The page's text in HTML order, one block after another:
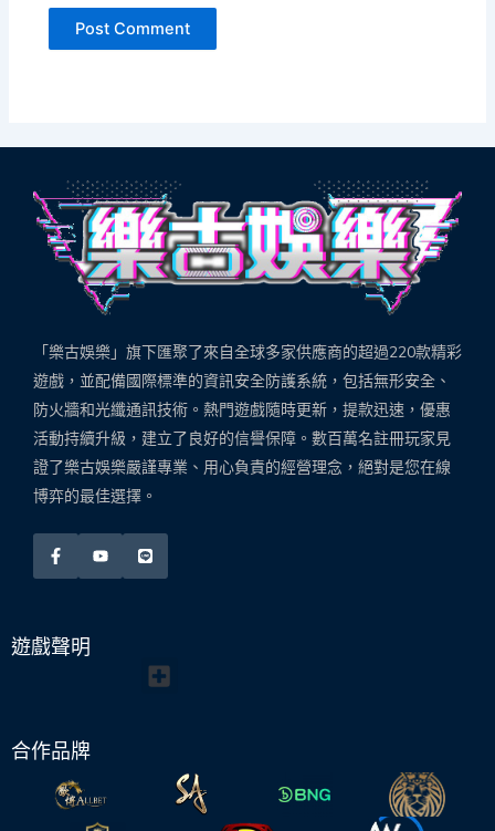
「樂古娛樂」旗下匯聚了來自全球多家供應商的超過220款精彩
遊戲，並配備國際標準的資訊安全防護系統，包括無形安全、
防火牆和光纖通訊技術。熱門遊戲隨時更新，提款迅速，優惠
活動持續升級，建立了良好的信譽保障。數百萬名註冊玩家見
證了樂古娛樂嚴謹專業、用心負責的經營理念，絕對是您在線
博弈的最佳選擇。
遊戲聲明
Menu
合作品牌